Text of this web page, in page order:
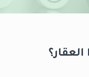
العقار؟